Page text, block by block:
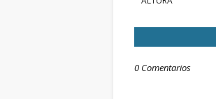
0 Comentarios